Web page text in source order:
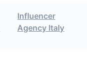
Influencer
Agency Italy